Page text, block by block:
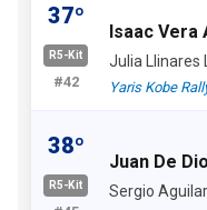
37º
R5-Kit
#42
Isaac Vera
Julia Llinares
Yaris Kobe
38º
R5-Kit
Juan De
Sergio